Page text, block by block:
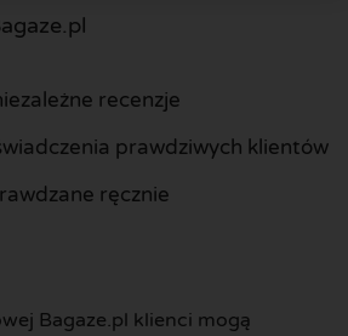
recenzje
prawdziwych klientów
ręcznie
Bagaze.pl klienci mogą